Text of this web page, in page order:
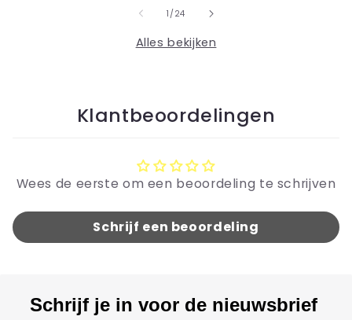
1 / van
24
Alles bekijken
Klantbeoordelingen
Wees de eerste om een beoordeling te schrijven
Schrijf een beoordeling
Schrijf je in voor de nieuwsbrief